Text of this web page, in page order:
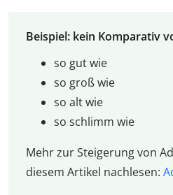
Beispiel: kein Komparativ
so gut wie
so groß wie
so alt wie
so schlimm wie
Mehr zur Steigerung von
diesem Artikel nachlesen: